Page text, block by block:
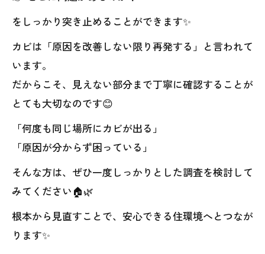
をしっかり突き止めることができます✨
カビは「原因を改善しない限り再発する」と言われて
います。
だからこそ、見えない部分まで丁寧に確認することが
とても大切なのです😊
「何度も同じ場所にカビが出る」
「原因が分からず困っている」
そんな方は、ぜひ一度しっかりとした調査を検討して
みてください🏠🌿
根本から見直すことで、安心できる住環境へとつなが
ります✨